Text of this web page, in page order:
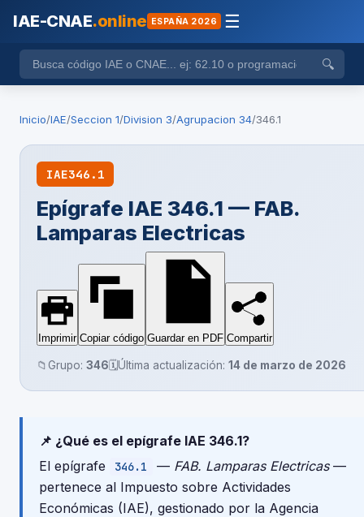
IAE-CNAE.online ESPAÑA 2026 ☰
🔍
Inicio/IAE/Seccion 1/Division 3/Agrupacion 34/346.1
IAE346.1
Epígrafe IAE 346.1 — FAB.
Lamparas Electricas
Imprimir Copiar código Guardar en PDF Compartir
📁 Grupo: 346🗓️Última actualización: 14 de marzo de 2026
📌 ¿Qué es el epígrafe IAE 346.1?
El epígrafe
346.1 — FAB. Lamparas Electricas—
pertenece al Impuesto sobre Actividades
Económicas (IAE), gestionado por la Agencia